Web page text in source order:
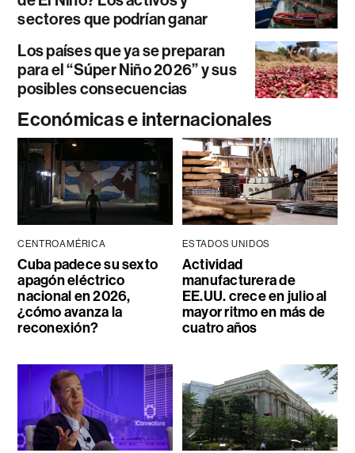
sectores que podrían ganar
Los países que ya se preparan
para el “Súper Niño 2026” y sus
posibles consecuencias
Económicas e internacionales
CENTROAMÉRICA
Cuba padece su sexto
apagón eléctrico
nacional en 2026,
¿cómo avanza la
reconexión?
ESTADOS UNIDOS
Actividad
manufacturera de
EE.UU. crece en julio al
mayor ritmo en más de
cuatro años